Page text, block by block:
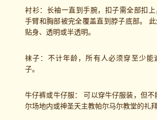
衬衫：长袖一直到手腕，扣子需全部扣上
手臂和胸部被完全覆盖直到脖子底部。
贴身、透明或半透明。
袜子：不计年龄，所有人必须穿至少
子。
牛仔裤或牛仔服： 可以穿牛仔服装，但
尔场地内或神圣天主教帕尔马尔教堂的礼